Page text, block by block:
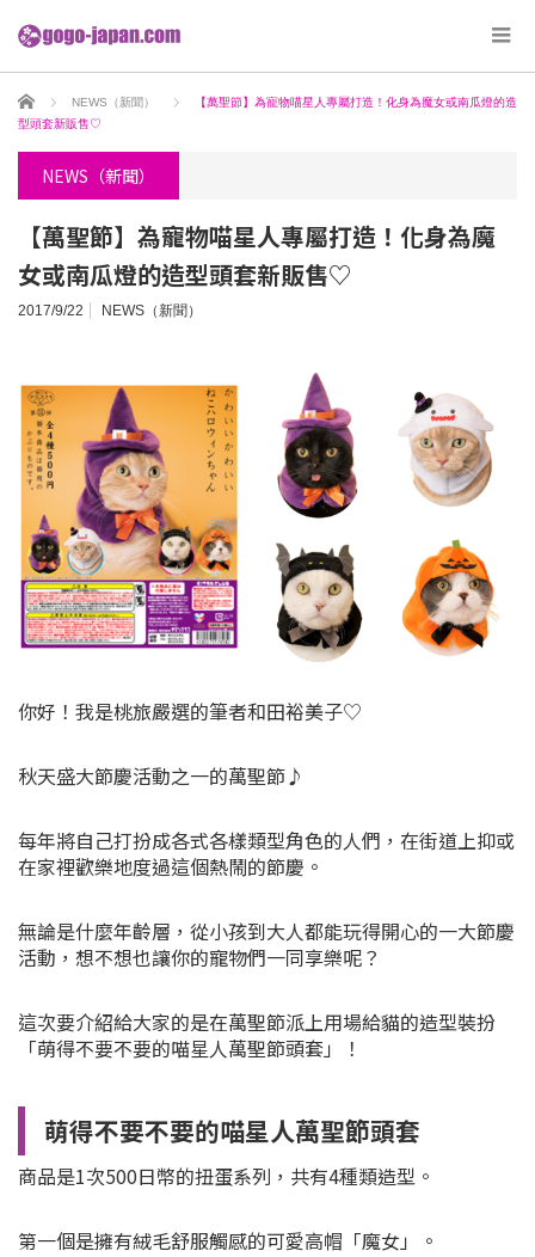
ホーム NEWS（新聞）
【萬聖節】為寵物喵星人專屬打造！化身為魔女或南瓜燈的造
型頭套新販售♡
NEWS（新聞）
【萬聖節】為寵物喵星人專屬打造！化身為魔
女或南瓜燈的造型頭套新販售♡
2017/9/22 NEWS（新聞）
你好！我是桃旅嚴選的筆者和田裕美子♡
秋天盛大節慶活動之一的萬聖節♪
每年將自己打扮成各式各樣類型角色的人們，在街道上抑或
在家裡歡樂地度過這個熱鬧的節慶。
無論是什麼年齡層，從小孩到大人都能玩得開心的一大節慶
活動，想不想也讓你的寵物們一同享樂呢？
這次要介紹給大家的是在萬聖節派上用場給貓的造型裝扮
「萌得不要不要的喵星人萬聖節頭套」！
萌得不要不要的喵星人萬聖節頭套
商品是1次500日幣的扭蛋系列，共有4種類造型。
第一個是擁有絨毛舒服觸感的可愛高帽「魔女」。